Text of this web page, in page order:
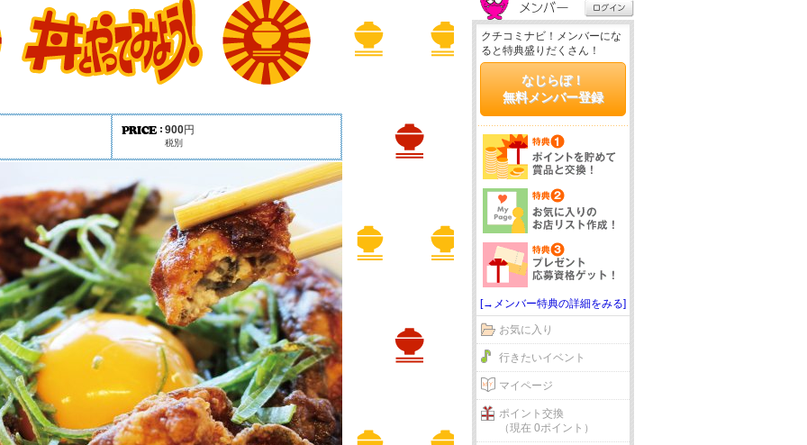
900円
税別
クチコミナビ！メンバーにな
ると特典盛りだくさん！
なじらぼ！
無料メンバー登録
[→メンバー特典の詳細をみる]
お気に入り
行きたいイベント
マイページ
ポイント交換
（現在 0ポイント）